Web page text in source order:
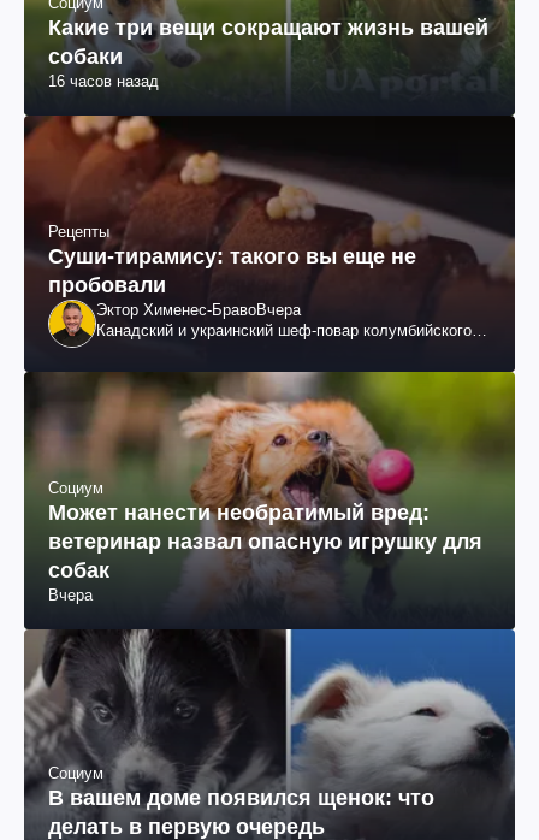
Какие три вещи сокращают жизнь вашей
собаки
16 часов назад
Рецепты
Суши-тирамису: такого вы еще не
пробовали
Эктор Хименес-БравоВчера
Канадский и украинский шеф-повар колумбийского
Социум
Может нанести необратимый вред:
ветеринар назвал опасную игрушку для
собак
Вчера
Социум
В вашем доме появился щенок: что
делать в первую очередь